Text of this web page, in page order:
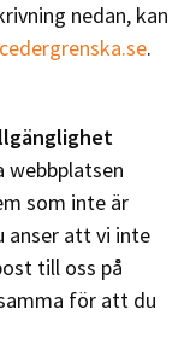
nedan, kan
.
som inte är
anser att vi inte
till oss på
för att du